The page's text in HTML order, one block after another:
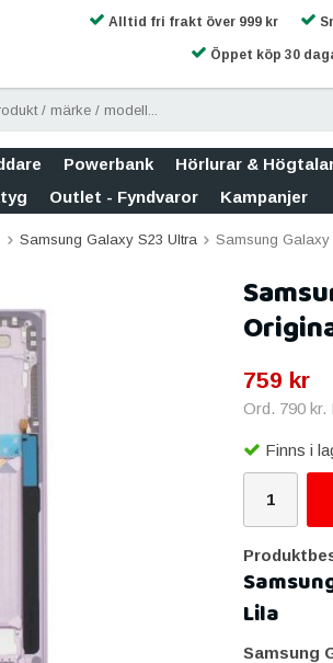
Alltid fri frakt över 999 kr
Öppet köp 30
Powerbank Hörlurar &
Outlet - Fyndvaror Kampanjer
Samsung Galaxy S23 Ultra Samsung Galaxy
759 kr
Ord. 790 kr.
Finns i
Lila
Samsung